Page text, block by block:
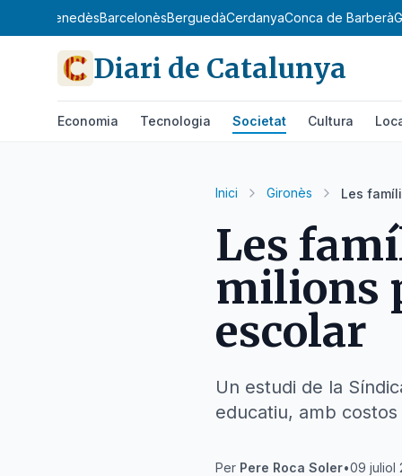
Baix PenedèsBarcelonèsBerguedàCerdanyaConca de Barberà
Diari de Catalunya
Economia Tecnologia Societat Cultura
Inici Gironès Les
Les
milions
escolar
Un estudi de la
educatiu, amb
Per Pere Roca Soler•09 juliol